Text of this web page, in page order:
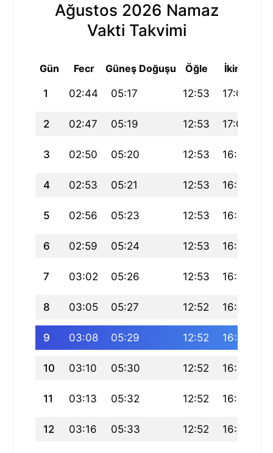
Ağustos 2026 Namaz
Vakti Takvimi
Gün Fecr Güneş Doğuşu Öğle İkindi
1 02:44 05:17 12:53 17:00
2 02:47 05:19 12:53 17:00
3 02:50 05:20 12:53 16:59
4 02:53 05:21 12:53 16:58
5 02:56 05:23 12:53 16:58
6 02:59 05:24 12:53 16:57
7 03:02 05:26 12:53 16:56
8 03:05 05:27 12:52 16:55
9 03:08 05:29 12:52 16:54
10 03:10 05:30 12:52 16:54
11 03:13 05:32 12:52 16:53
12 03:16 05:33 12:52 16:52